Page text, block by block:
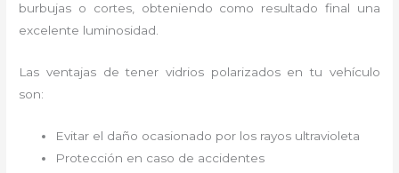
burbujas o cortes, obteniendo como resultado final una
excelente luminosidad.
Las ventajas de tener vidrios polarizados en tu vehículo
son:
Evitar el daño ocasionado por los rayos ultravioleta
Protección en caso de accidentes